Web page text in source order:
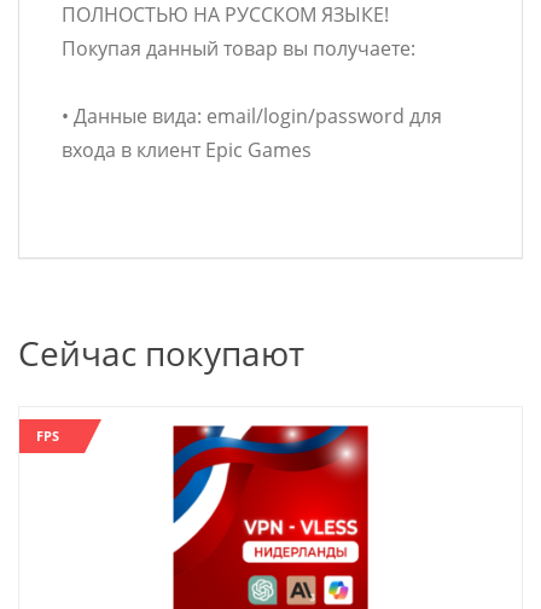
ПОЛНОСТЬЮ НА РУССКОМ ЯЗЫКЕ!
Покупая данный товар вы получаете:
• Данные вида: email/login/password для
входа в клиент Epic Games
Сейчас покупают
FPS